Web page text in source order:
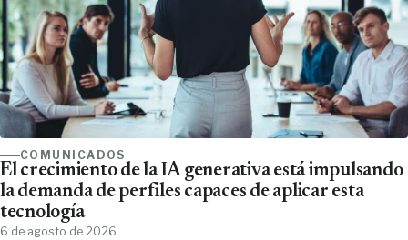
COMUNICADOS
El crecimiento de la IA generativa está impulsando
la demanda de perfiles capaces de aplicar esta
tecnología
6 de agosto de 2026